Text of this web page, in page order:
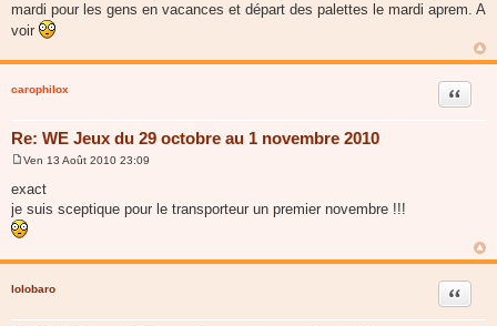
mardi pour les gens en vacances et départ des palettes le mardi aprem. A
voir
carophilox
Re: WE Jeux du 29 octobre au 1 novembre 2010
Citer
s
s
a
g
Ven 13 Août 2010 23:09
exact
je suis sceptique pour le transporteur un premier novembre !!!
lolobaro Citer